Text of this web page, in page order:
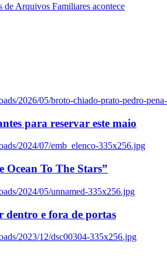
Arquivos Familiares acontece
2026/05/broto-chiado-prato-pedro-
para reservar este maio
2024/07/emb_elenco-335x256.jpg
To The Stars”
2024/05/unnamed-335x256.jpg
dentro e fora de portas
2023/12/dsc00304-335x256.jpg